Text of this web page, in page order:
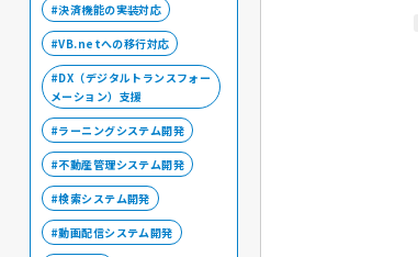
決済機能の実装対応
VB.netへの移行対応
DX（デジタルトランスフォー
メーション）支援
ラーニングシステム開発
不動産管理システム開発
検索システム開発
動画配信システム開発